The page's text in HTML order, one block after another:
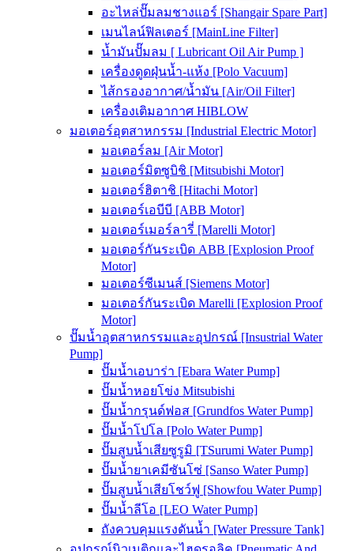
อะไหล่ปั๊มลมชางแอร์ [Shangair Spare Part]
เมนไลน์ฟิลเตอร์ [MainLine Filter]
น้ำมันปั๊มลม [ Lubricant Oil Air Pump ]
เครื่องดูดฝุ่นน้ำ-แห้ง [Polo Vacuum]
ไส้กรองอากาศ/น้ำมัน [Air/Oil Filter]
เครื่องเติมอากาศ HIBLOW
มอเตอร์อุตสาหกรรม [Industrial Electric Motor]
มอเตอร์ลม [Air Motor]
มอเตอร์มิตซูบิชิ [Mitsubishi Motor]
มอเตอร์ฮิตาชิ [Hitachi Motor]
มอเตอร์เอบีบี [ABB Motor]
มอเตอร์เมอร์ลารี่ [Marelli Motor]
มอเตอร์กันระเบิด ABB [Explosion Proof
Motor]
มอเตอร์ซีเมนส์ [Siemens Motor]
มอเตอร์กันระเบิด Marelli [Explosion Proof
Motor]
ปั๊มน้ำอุตสาหกรรมและอุปกรณ์ [Insustrial Water
Pump]
ปั๊มน้ำเอบาร่า [Ebara Water Pump]
ปั๊มน้ำหอยโข่ง Mitsubishi
ปั๊มน้ำกรุนด์ฟอส [Grundfos Water Pump]
ปั๊มน้ำโปโล [Polo Water Pump]
ปั๊มสูบน้ำเสียซูรูมิ [TSurumi Water Pump]
ปั๊มน้ำยาเคมีซันโซ่ [Sanso Water Pump]
ปั๊มสูบน้ำเสียโชว์ฟู [Showfou Water Pump]
ปั๊มน้ำลีโอ [LEO Water Pump]
ถังควบคุมแรงดันน้ำ [Water Pressure Tank]